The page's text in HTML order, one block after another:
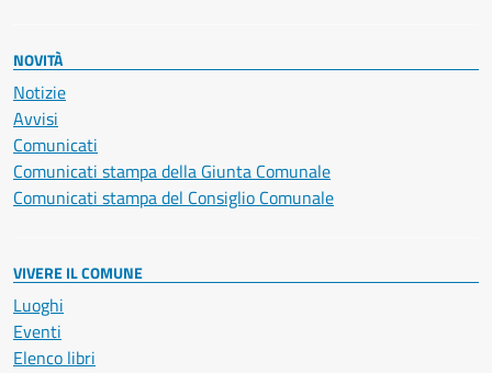
NOVITÀ
Notizie
Avvisi
Comunicati
Comunicati stampa della Giunta Comunale
Comunicati stampa del Consiglio Comunale
VIVERE IL COMUNE
Luoghi
Eventi
Elenco libri